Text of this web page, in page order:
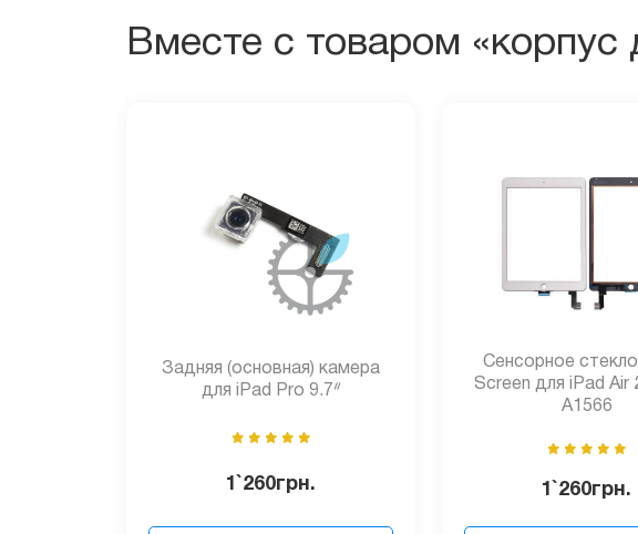
Вместе с товаром
Задняя (основная) камера
для iPad Pro 9.7ᐥ
1`260грн.
Сенсорное
Screen для iPad Air
A1566
1`260грн.